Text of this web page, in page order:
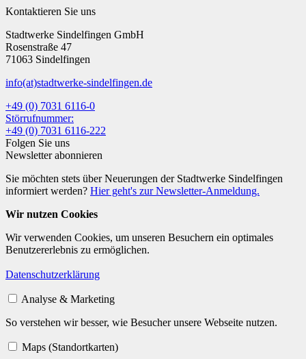
Kontaktieren Sie uns
Stadtwerke Sindelfingen GmbH
Rosenstraße 47
71063 Sindelfingen
info(at)stadtwerke-sindelfingen.de
+49 (0) 7031 6116-0
Störrufnummer:
+49 (0) 7031 6116-222
Folgen Sie uns
Newsletter abonnieren
Sie möchten stets über Neuerungen der Stadtwerke Sindelfingen
informiert werden? Hier geht's zur Newsletter-Anmeldung.
Wir nutzen Cookies
Wir verwenden Cookies, um unseren Besuchern ein optimales
Benutzererlebnis zu ermöglichen.
Datenschutzerklärung
Analyse & Marketing
So verstehen wir besser, wie Besucher unsere Webseite nutzen.
Maps (Standortkarten)